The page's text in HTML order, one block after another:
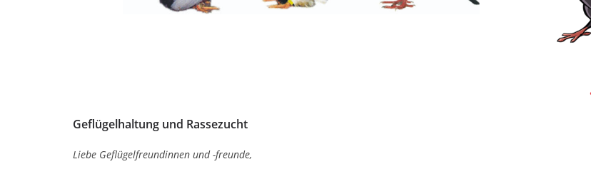
Geflügelhaltung und Rassezucht
Liebe Geflügelfreundinnen und -freunde,